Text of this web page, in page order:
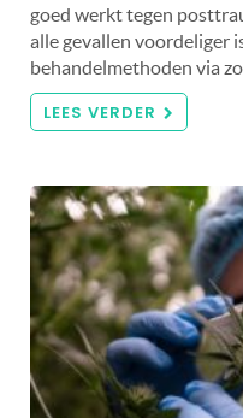
goed werkt tegen
alle gevallen voordeliger
behandelmethoden via
LEES VERDER